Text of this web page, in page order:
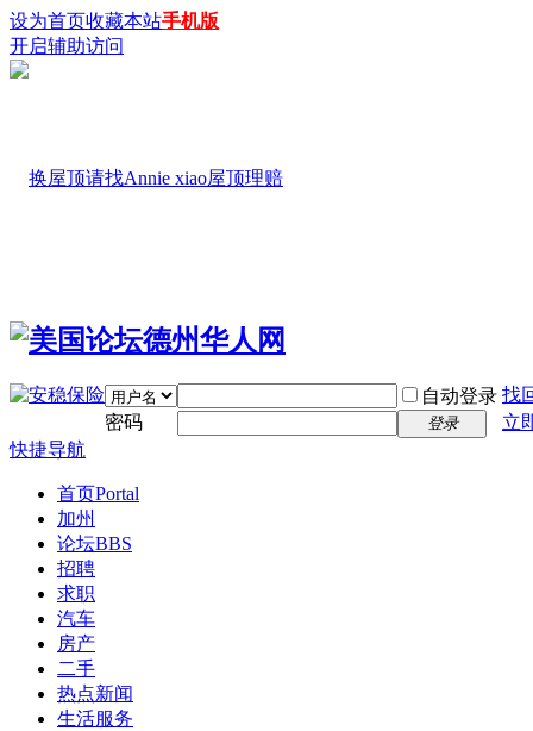
设为首页收藏本站手机版
开启辅助访问
自动登录 找
密码
登录
立
快捷导航
首页Portal
加州
论坛BBS
招聘
求职
汽车
房产
二手
热点新闻
生活服务